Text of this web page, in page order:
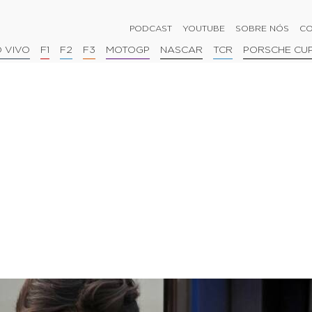
PODCAST YOUTUBE SOBRE NÓS
VIVO F1 F2 F3 MOTOGP NASCAR TCR PORSCHE